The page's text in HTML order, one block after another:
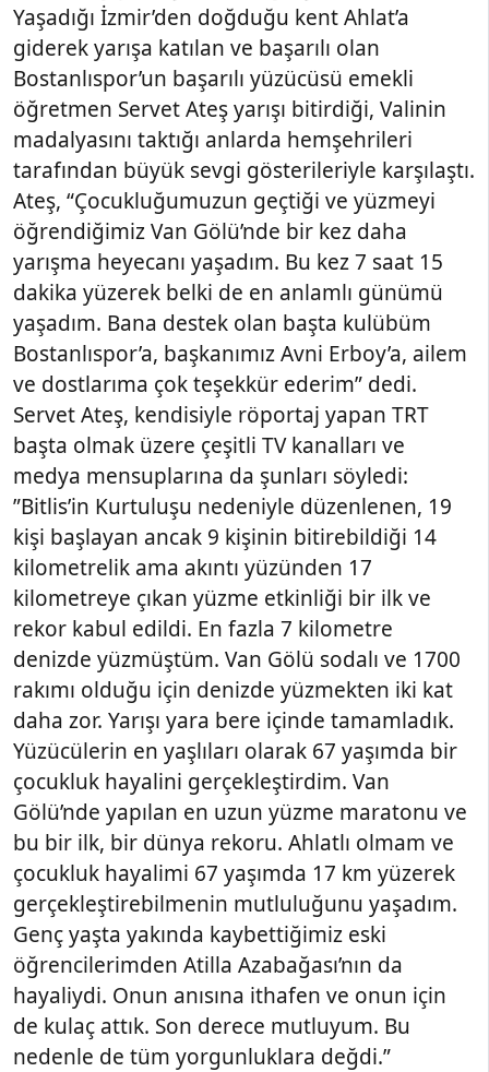
Yaşadığı İzmir’den doğduğu kent Ahlat’a
giderek yarışa katılan ve başarılı olan
Bostanlıspor’un başarılı yüzücüsü emekli
öğretmen Servet Ateş yarışı bitirdiği, Valinin
madalyasını taktığı anlarda hemşehrileri
tarafından büyük sevgi gösterileriyle karşılaştı.
Ateş, “Çocukluğumuzun geçtiği ve yüzmeyi
öğrendiğimiz Van Gölü’nde bir kez daha
yarışma heyecanı yaşadım. Bu kez 7 saat 15
dakika yüzerek belki de en anlamlı günümü
yaşadım. Bana destek olan başta kulübüm
Bostanlıspor’a, başkanımız Avni Erboy’a, ailem
ve dostlarıma çok teşekkür ederim” dedi.
Servet Ateş, kendisiyle röportaj yapan TRT
başta olmak üzere çeşitli TV kanalları ve
medya mensuplarına da şunları söyledi:
”Bitlis’in Kurtuluşu nedeniyle düzenlenen, 19
kişi başlayan ancak 9 kişinin bitirebildiği 14
kilometrelik ama akıntı yüzünden 17
kilometreye çıkan yüzme etkinliği bir ilk ve
rekor kabul edildi. En fazla 7 kilometre
denizde yüzmüştüm. Van Gölü sodalı ve 1700
rakımı olduğu için denizde yüzmekten iki kat
daha zor. Yarışı yara bere içinde tamamladık.
Yüzücülerin en yaşlıları olarak 67 yaşımda bir
çocukluk hayalini gerçekleştirdim. Van
Gölü’nde yapılan en uzun yüzme maratonu ve
bu bir ilk, bir dünya rekoru. Ahlatlı olmam ve
çocukluk hayalimi 67 yaşımda 17 km yüzerek
gerçekleştirebilmenin mutluluğunu yaşadım.
Genç yaşta yakında kaybettiğimiz eski
öğrencilerimden Atilla Azabağası’nın da
hayaliydi. Onun anısına ithafen ve onun için
de kulaç attık. Son derece mutluyum. Bu
nedenle de tüm yorgunluklara değdi.”